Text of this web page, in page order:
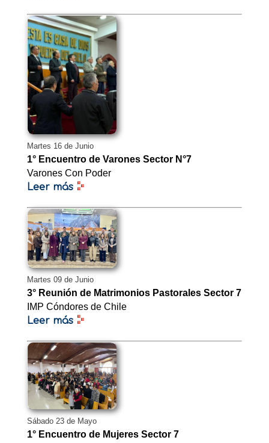
Martes 16 de Junio
1° Encuentro de Varones Sector N°7
Varones Con Poder
Leer más
Martes 09 de Junio
3° Reunión de Matrimonios Pastorales Sector 7
IMP Cóndores de Chile
Leer más
Sábado 23 de Mayo
1° Encuentro de Mujeres Sector 7